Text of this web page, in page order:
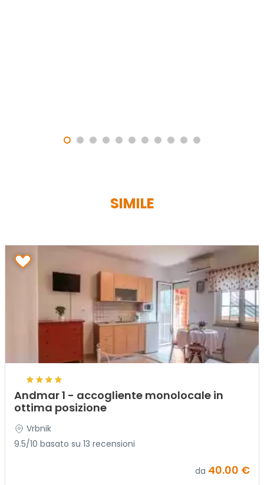
SIMILE
Andmar 1 - accogliente monolocale in
ottima posizione
Vrbnik
9.5/10 basato su 13 recensioni
da 40.00 €